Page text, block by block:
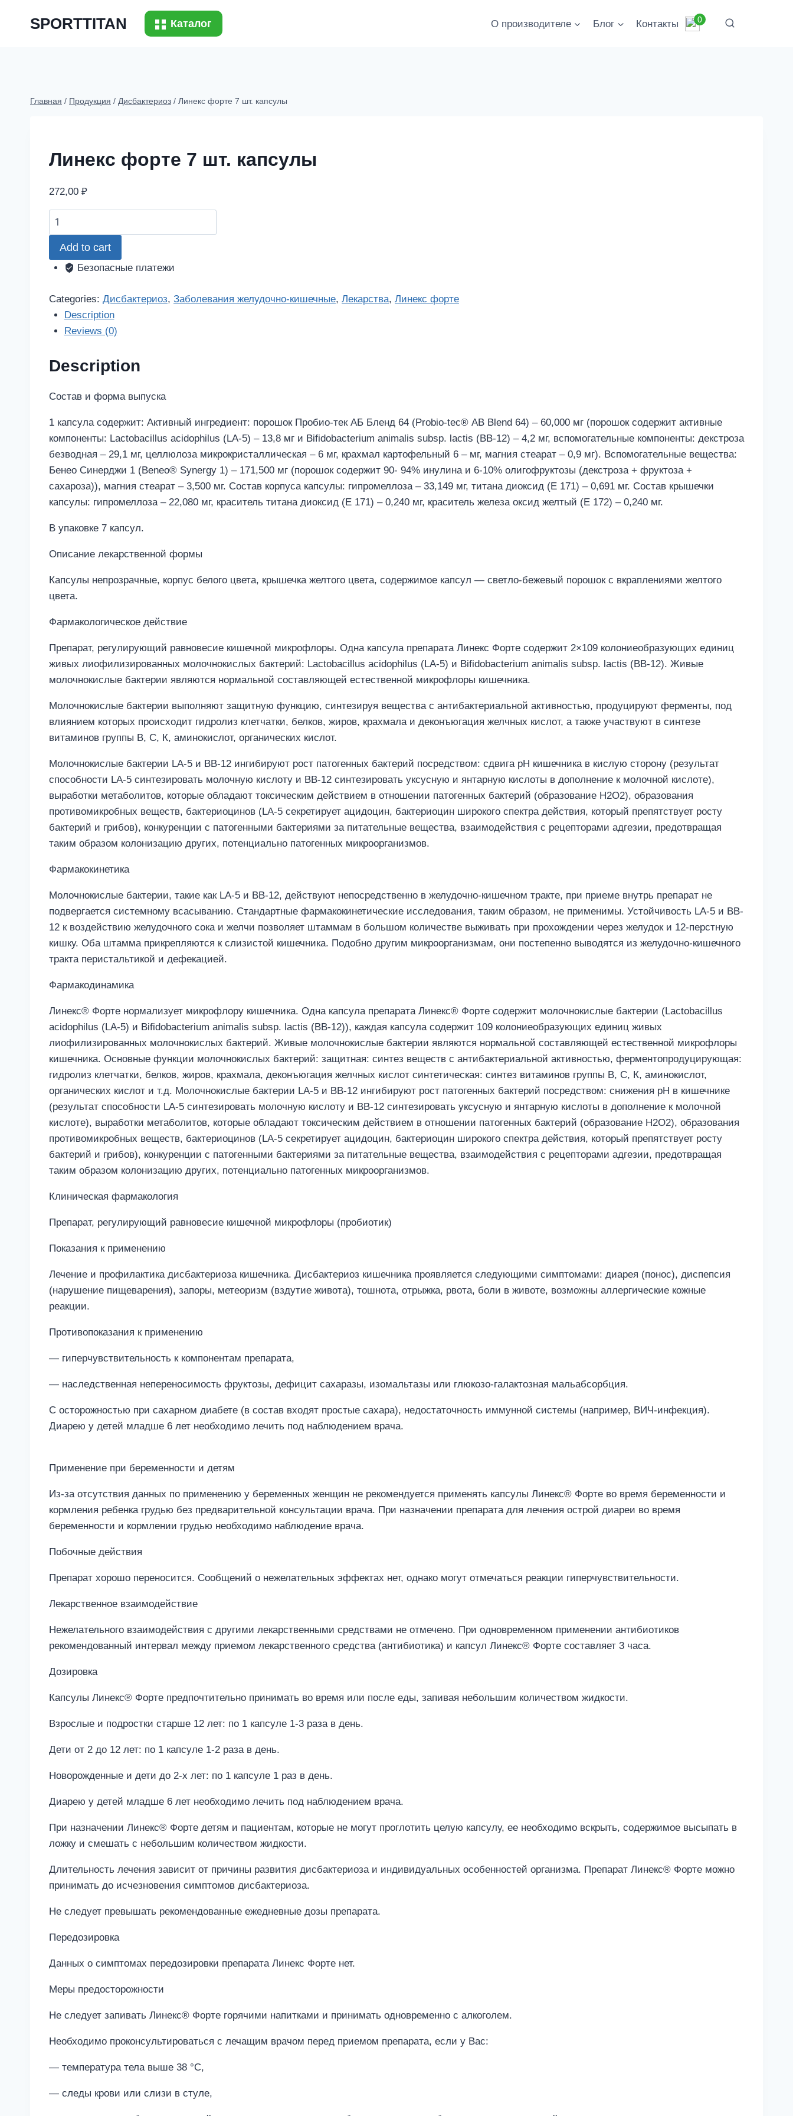
SPORTTITAN Каталог О производителе Блог Контакты 0
Главная / Продукция / Дисбактериоз / Линекс форте 7 шт. капсулы
Линекс форте 7 шт. капсулы
272,00 ₽
Линекс
форте
шт.
quantity
Add to cart
Безопасные платежи
Categories: Дисбактериоз, Заболевания желудочно-кишечные, Лекарства, Линекс форте
Description
Reviews (0)
Description
Состав и форма выпуска
1 капсула содержит: Активный ингредиент: порошок Пробио-тек АБ Бленд 64 (Probio-tec® АВ Blend 64) – 60,000 мг (порошок содержит активные
компоненты: Lactobacillus acidophilus (LA-5) – 13,8 мг и Bifidobacterium animalis subsp. lactis (BB-12) – 4,2 мг, вспомогательные компоненты: декстроза
безводная – 29,1 мг, целлюлоза микрокристаллическая – 6 мг, крахмал картофельный 6 – мг, магния стеарат – 0,9 мг). Вспомогательные вещества:
Бенео Синерджи 1 (Beneo® Synergy 1) – 171,500 мг (порошок содержит 90- 94% инулина и 6-10% олигофруктозы (декстроза + фруктоза +
сахароза)), магния стеарат – 3,500 мг. Состав корпуса капсулы: гипромеллоза – 33,149 мг, титана диоксид (Е 171) – 0,691 мг. Состав крышечки
капсулы: гипромеллоза – 22,080 мг, краситель титана диоксид (Е 171) – 0,240 мг, краситель железа оксид желтый (Е 172) – 0,240 мг.
В упаковке 7 капсул.
Описание лекарственной формы
Капсулы непрозрачные, корпус белого цвета, крышечка желтого цвета, содержимое капсул — светло-бежевый порошок с вкраплениями желтого
цвета.
Фармакологическое действие
Препарат, регулирующий равновесие кишечной микрофлоры. Одна капсула препарата Линекс Форте содержит 2×109 колониеобразующих единиц
живых лиофилизированных молочнокислых бактерий: Lactobacillus acidophilus (LA-5) и Bifidobacterium animalis subsp. lactis (BB-12). Живые
молочнокислые бактерии являются нормальной составляющей естественной микрофлоры кишечника.
Молочнокислые бактерии выполняют защитную функцию, синтезируя вещества с антибактериальной активностью, продуцируют ферменты, под
влиянием которых происходит гидролиз клетчатки, белков, жиров, крахмала и деконъюгация желчных кислот, а также участвуют в синтезе
витаминов группы В, С, К, аминокислот, органических кислот.
Молочнокислые бактерии LA-5 и ВВ-12 ингибируют рост патогенных бактерий посредством: сдвига рН кишечника в кислую сторону (результат
способности LA-5 синтезировать молочную кислоту и ВВ-12 синтезировать уксусную и янтарную кислоты в дополнение к молочной кислоте),
выработки метаболитов, которые обладают токсическим действием в отношении патогенных бактерий (образование H2O2), образования
противомикробных веществ, бактериоцинов (LA-5 секретирует ацидоцин, бактериоцин широкого спектра действия, который препятствует росту
бактерий и грибов), конкуренции с патогенными бактериями за питательные вещества, взаимодействия с рецепторами адгезии, предотвращая
таким образом колонизацию других, потенциально патогенных микроорганизмов.
Фармакокинетика
Молочнокислые бактерии, такие как LA-5 и BB-12, действуют непосредственно в желудочно-кишечном тракте, при приеме внутрь препарат не
подвергается системному всасыванию. Стандартные фармакокинетические исследования, таким образом, не применимы. Устойчивость LA-5 и BB-
12 к воздействию желудочного сока и желчи позволяет штаммам в большом количестве выживать при прохождении через желудок и 12-перстную
кишку. Оба штамма прикрепляются к слизистой кишечника. Подобно другим микроорганизмам, они постепенно выводятся из желудочно-кишечного
тракта перистальтикой и дефекацией.
Фармакодинамика
Линекс® Форте нормализует микрофлору кишечника. Одна капсула препарата Линекс® Форте содержит молочнокислые бактерии (Lactobacillus
acidophilus (LA-5) и Bifidobacterium animalis subsp. lactis (BB-12)), каждая капсула содержит 109 колониеобразующих единиц живых
лиофилизированных молочнокислых бактерий. Живые молочнокислые бактерии являются нормальной составляющей естественной микрофлоры
кишечника. Основные функции молочнокислых бактерий: защитная: синтез веществ с антибактериальной активностью, ферментопродуцирующая:
гидролиз клетчатки, белков, жиров, крахмала, деконъюгация желчных кислот синтетическая: синтез витаминов группы В, С, К, аминокислот,
органических кислот и т.д. Молочнокислые бактерии LA-5 и BB-12 ингибируют рост патогенных бактерий посредством: снижения pH в кишечнике
(результат способности LA-5 синтезировать молочную кислоту и ВВ-12 синтезировать уксусную и янтарную кислоты в дополнение к молочной
кислоте), выработки метаболитов, которые обладают токсическим действием в отношении патогенных бактерий (образование Н2О2), образования
противомикробных веществ, бактериоцинов (LA-5 секретирует ацидоцин, бактериоцин широкого спектра действия, который препятствует росту
бактерий и грибов), конкуренции с патогенными бактериями за питательные вещества, взаимодействия с рецепторами адгезии, предотвращая
таким образом колонизацию других, потенциально патогенных микроорганизмов.
Клиническая фармакология
Препарат, регулирующий равновесие кишечной микрофлоры (пробиотик)
Показания к применению
Лечение и профилактика дисбактериоза кишечника. Дисбактериоз кишечника проявляется следующими симптомами: диарея (понос), диспепсия
(нарушение пищеварения), запоры, метеоризм (вздутие живота), тошнота, отрыжка, рвота, боли в животе, возможны аллергические кожные
реакции.
Противопоказания к применению
— гиперчувствительность к компонентам препарата,
— наследственная непереносимость фруктозы, дефицит сахаразы, изомальтазы или глюкозо-галактозная мальабсорбция.
С осторожностью при сахарном диабете (в состав входят простые сахара), недостаточность иммунной системы (например, ВИЧ-инфекция).
Диарею у детей младше 6 лет необходимо лечить под наблюдением врача.
Применение при беременности и детям
Из-за отсутствия данных по применению у беременных женщин не рекомендуется применять капсулы Линекс® Форте во время беременности и
кормления ребенка грудью без предварительной консультации врача. При назначении препарата для лечения острой диареи во время
беременности и кормлении грудью необходимо наблюдение врача.
Побочные действия
Препарат хорошо переносится. Сообщений о нежелательных эффектах нет, однако могут отмечаться реакции гиперчувствительности.
Лекарственное взаимодействие
Нежелательного взаимодействия с другими лекарственными средствами не отмечено. При одновременном применении антибиотиков
рекомендованный интервал между приемом лекарственного средства (антибиотика) и капсул Линекс® Форте составляет 3 часа.
Дозировка
Капсулы Линекс® Форте предпочтительно принимать во время или после еды, запивая небольшим количеством жидкости.
Взрослые и подростки старше 12 лет: по 1 капсуле 1-3 раза в день.
Дети от 2 до 12 лет: по 1 капсуле 1-2 раза в день.
Новорожденные и дети до 2-х лет: по 1 капсуле 1 раз в день.
Диарею у детей младше 6 лет необходимо лечить под наблюдением врача.
При назначении Линекс® Форте детям и пациентам, которые не могут проглотить целую капсулу, ее необходимо вскрыть, содержимое высыпать в
ложку и смешать с небольшим количеством жидкости.
Длительность лечения зависит от причины развития дисбактериоза и индивидуальных особенностей организма. Препарат Линекс® Форте можно
принимать до исчезновения симптомов дисбактериоза.
Не следует превышать рекомендованные ежедневные дозы препарата.
Передозировка
Данных о симптомах передозировки препарата Линекс Форте нет.
Меры предосторожности
Не следует запивать Линекс® Форте горячими напитками и принимать одновременно с алкоголем.
Необходимо проконсультироваться с лечащим врачом перед приемом препарата, если у Вас:
— температура тела выше 38 °С,
— следы крови или слизи в стуле,